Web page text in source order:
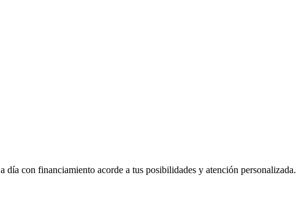
día con financiamiento acorde a tus posibilidades y atención personalizada.